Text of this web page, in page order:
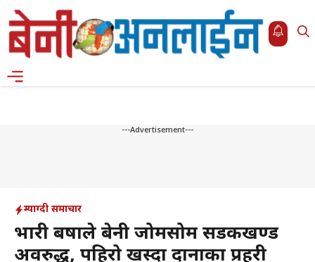
Skip
to
content
---Advertisement---
म्याग्दी समाचार
भारी बर्षाले बेनी जोमसोम सडकखण्ड
अवरुद्ध, पहिरो खस्दा दानाका प्रहरी